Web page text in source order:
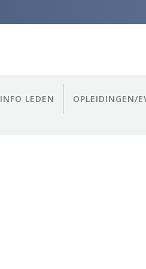
INFO LEDEN OPLEIDINGEN/